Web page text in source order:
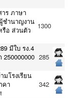
ร ภาษา
ชำนาญงาน
รือ ส่วนตัว
1300
มีใบ รง.4
285
มโรงเรียน
คา
342